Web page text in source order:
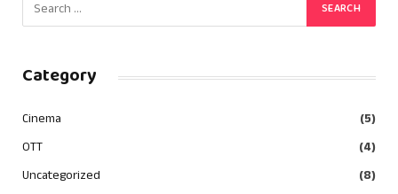
Category
Cinema
(5)
OTT
(4)
Uncategorized
(8)